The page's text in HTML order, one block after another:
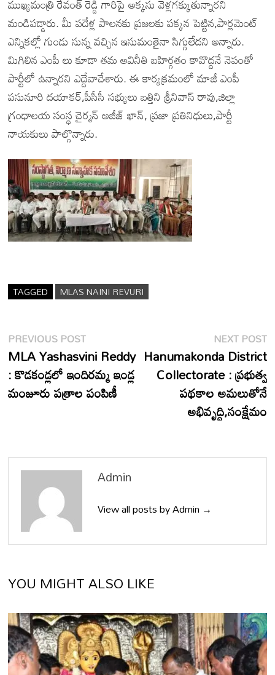
మండిపడ్డారు. మీ పదేళ్ల పాలనకు ప్రజలకు పక్కన పెట్టిన,పార్లమెంట్
ఎన్నికల్లో గుండు సున్న వచ్చిన ఇసుమంతైనా సిగ్గులేదని అన్నారు.
మిగిలిన ఎంపీ లు కూడా తమ అవినీతి బహిర్గతం కావొద్దనే నెపంతో
పార్టీలో ఉన్నారని ఎద్దేవాచేశారు. ఈ కార్యక్రమంలో మాజీ ఎంపీ
పసునూరి దయాకర్,పీసీసీ సభ్యులు బత్తిని శ్రీనివాస్ రావు,జిల్లా
గ్రంధాలయ సంస్థ చైర్మన్ అజీజ్ ఖాన్, ప్రజా ప్రతినిధులు,పార్టీ
నాయకులు పాల్గొన్నారు.
TAGGED MLAS NAINI REVURI
Post
navigation
PREVIOUS POSTPrevious
post:
MLA Yashasvini Reddy
: కొడకండ్లలో ఇందిరమ్మ ఇండ్ల
మంజూరు పత్రాల పంపిణీ
NEXT POST
Hanumakonda District
Collectorate : ప్రభుత్వ
పథకాల అమలుతోనే
అభివృద్ధి,సంక్షేమం
Admin
View all posts by Admin →
YOU MIGHT ALSO LIKE